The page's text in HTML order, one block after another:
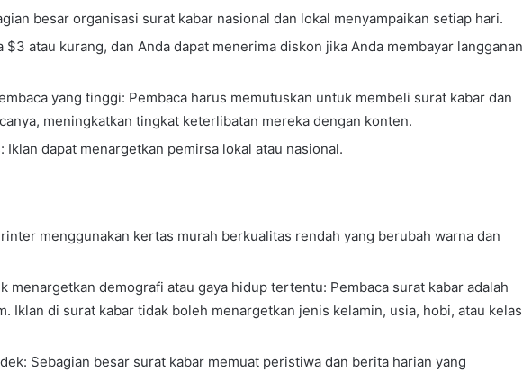
besar organisasi surat kabar nasional dan lokal menyampaikan setiap hari.
$3 atau kurang, dan Anda dapat menerima diskon jika Anda membayar langganan
yang tinggi: Pembaca harus memutuskan untuk membeli surat kabar dan
meningkatkan tingkat keterlibatan mereka dengan konten.
Iklan dapat menargetkan pemirsa lokal atau nasional.
menggunakan kertas murah berkualitas rendah yang berubah warna dan
menargetkan demografi atau gaya hidup tertentu: Pembaca surat kabar adalah
Iklan di surat kabar tidak boleh menargetkan jenis kelamin, usia, hobi, atau kelas
Sebagian besar surat kabar memuat peristiwa dan berita harian yang